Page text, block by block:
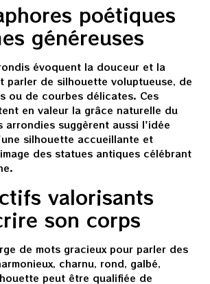
poétiques
généreuses
évoquent la douceur et la
parler de silhouette voluptueuse, de
ou de courbes délicates. Ces
en valeur la grâce naturelle du
arrondies suggèrent aussi l'idée
silhouette accueillante et
des statues antiques célébrant
valorisants
son corps
de mots gracieux pour parler des
charnu, rond, galbé,
peut être qualifiée de